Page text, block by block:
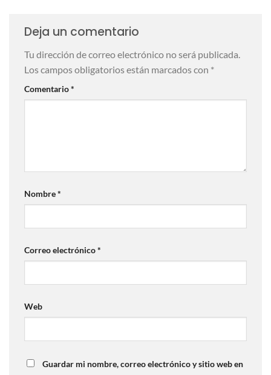
Deja un comentario
Tu dirección de correo electrónico no será publicada.
Los campos obligatorios están marcados con *
Comentario*
Nombre*
Correo electrónico*
Web
Guardar mi nombre, correo electrónico y sitio web en